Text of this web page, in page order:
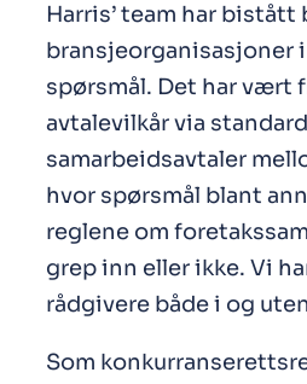
Harris’ team har
bransjeorganisasjoner
spørsmål. Det har vært
avtalevilkår via
samarbeidsavtaler
hvor spørsmål blant
reglene om
grep inn eller ikke. Vi
rådgivere både i og
Som